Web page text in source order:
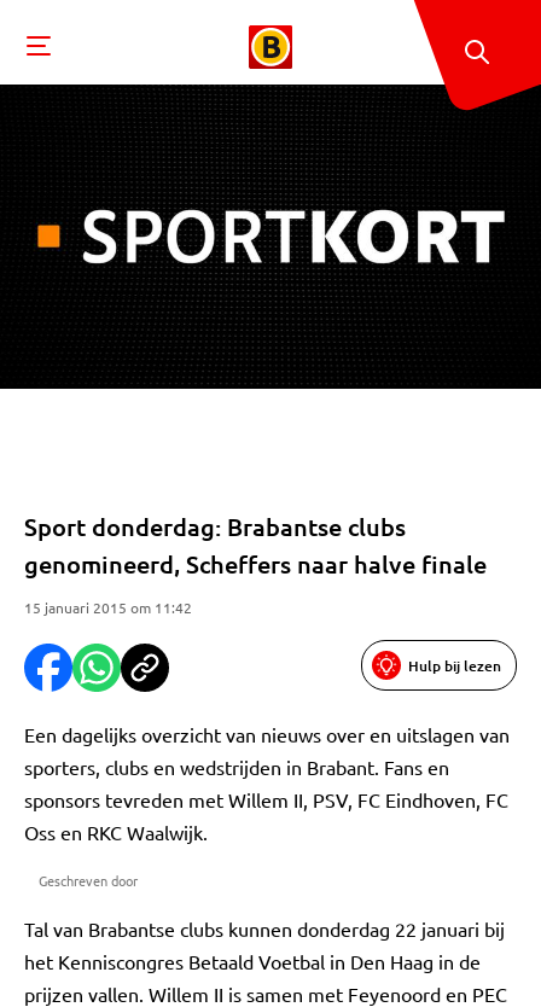
Sport donderdag: Brabantse clubs
genomineerd, Scheffers naar halve finale
15 januari 2015 om 11:42
Hulp bij lezen
Een dagelijks overzicht van nieuws over en uitslagen van
sporters, clubs en wedstrijden in Brabant. Fans en
sponsors tevreden met Willem II, PSV, FC Eindhoven, FC
Oss en RKC Waalwijk.
Geschreven door
Tal van Brabantse clubs kunnen donderdag 22 januari bij
het Kenniscongres Betaald Voetbal in Den Haag in de
prijzen vallen. Willem II is samen met Feyenoord en PEC